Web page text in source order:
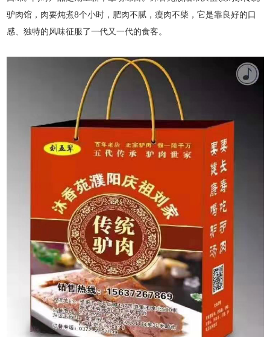
驴肉馆，肉要炖煮8个小时，肥肉不腻，瘦肉不柴，它是靠良好的口
感、独特的风味征服了一代又一代的食客。